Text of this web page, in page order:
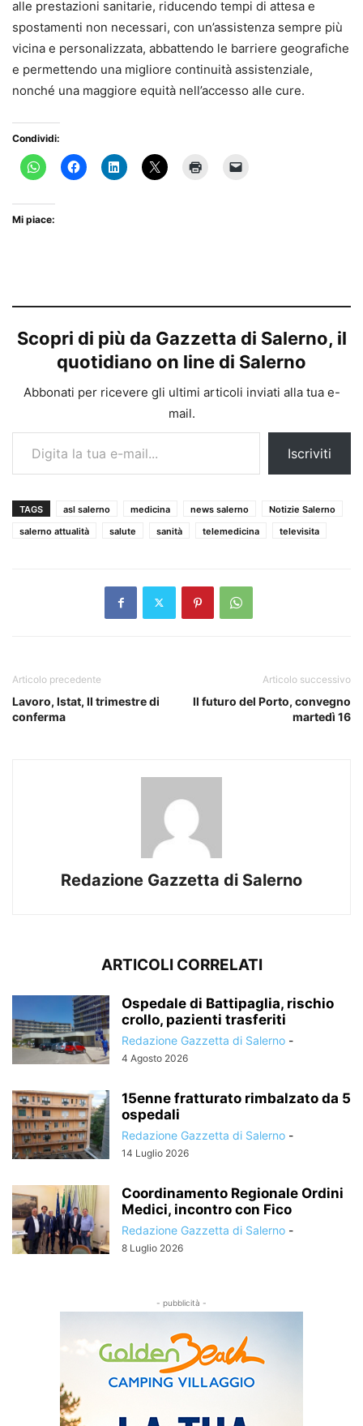
alle prestazioni sanitarie, riducendo tempi di attesa e
spostamenti non necessari, con un’assistenza sempre più
vicina e personalizzata, abbattendo le barriere geografiche
e permettendo una migliore continuità assistenziale,
nonché una maggiore equità nell’accesso alle cure.
Condividi:
Mi piace:
Scopri di più da Gazzetta di Salerno, il
quotidiano on line di Salerno
Abbonati per ricevere gli ultimi articoli inviati alla tua e-
mail.
Digita la tua e-mail...
Iscriviti
TAGS asl salerno medicina news salerno
Notizie Salerno
salerno attualità
salute sanità telemedicina televisita
Articolo precedente
Lavoro, Istat, II trimestre di
conferma
Articolo successivo
Il futuro del Porto, convegno
martedì 16
Redazione Gazzetta di Salerno
ARTICOLI CORRELATI
Ospedale di Battipaglia, rischio
crollo, pazienti trasferiti
Redazione Gazzetta di Salerno -
4 Agosto 2026
15enne fratturato rimbalzato da 5
ospedali
Redazione Gazzetta di Salerno -
14 Luglio 2026
Coordinamento Regionale Ordini
Medici, incontro con Fico
Redazione Gazzetta di Salerno -
8 Luglio 2026
- pubblicità -